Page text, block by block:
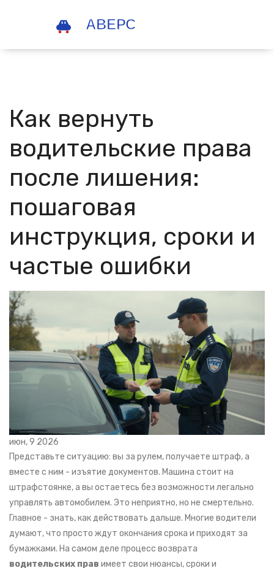
Как вернуть
водительские права
после лишения:
пошаговая
инструкция, сроки и
частые ошибки
июн, 9 2026
Представьте ситуацию: вы за рулем, получаете штраф, а
вместе с ним - изъятие документов. Машина стоит на
штрафстоянке, а вы остаетесь без возможности легально
управлять автомобилем. Это неприятно, но не смертельно.
Главное - знать, как действовать дальше. Многие водители
думают, что просто ждут окончания срока и приходят за
бумажками. На самом деле процесс возврата
водительских прав имеет свои нюансы, сроки и